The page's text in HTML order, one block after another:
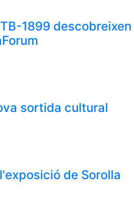
1899 descobreixen
sortida cultural
de Sorolla